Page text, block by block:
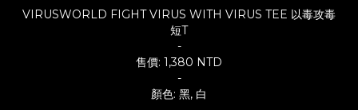
VIRUSWORLD FIGHT VIRUS WITH VIRUS TEE 以毒攻毒
短T
-
售價: 1,380 NTD
-
顏色: 黑, 白